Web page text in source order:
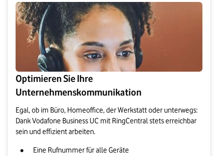
Optimieren Sie Ihre
Unternehmenskommunikation
Egal, ob im Büro, Homeoffice, der Werkstatt oder unterwegs:
Dank Vodafone Business UC mit RingCentral stets erreichbar
sein und effizient arbeiten.
Eine Rufnummer für alle Geräte